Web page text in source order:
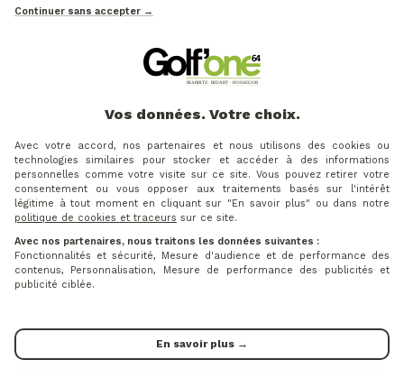
à partir de 49€
Visa, Paypal, Apple Pay, Paiement
X3 X4 fois
SERVICE CLIENT 5J/7
07 84 58 69 69
RESTEZ CONNECTÉS
J'accepte lesconditions généraleset lapolitique de
Continuer sans accepter →
Vos données. Votre choix.
Avec votre accord, nos partenaires et nous utilisons des cookies ou
technologies similaires pour stocker et accéder à des informations
personnelles comme votre visite sur ce site. Vous pouvez retirer votre
consentement ou vous opposer aux traitements basés sur l'intérêt
légitime à tout moment en cliquant sur "En savoir plus" ou dans notre
politique de cookies et traceurs sur ce site.
Avec nos partenaires, nous traitons les données suivantes :
Fonctionnalités et sécurité, Mesure d'audience et de performance des
contenus, Personnalisation, Mesure de performance des publicités et
publicité ciblée.
En savoir plus →